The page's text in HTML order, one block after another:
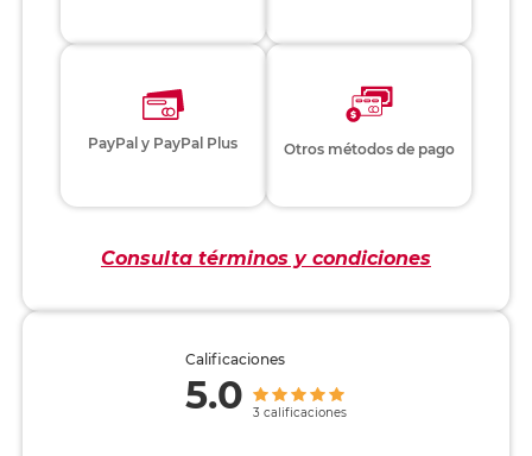
PayPal y PayPal Plus Otros métodos de pago
Consulta términos y condiciones
Calificaciones
5.0 3 calificaciones